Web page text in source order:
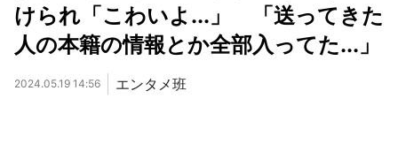
けられ「こわいよ...」 「送ってきた
人の本籍の情報とか全部入ってた...」
2024.05.19 14:56 エンタメ班